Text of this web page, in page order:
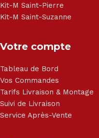
Kit-M Saint-Pierre
Kit-M Saint-Suzanne
Votre compte
Tableau de Bord
Vos Commandes
Tarifs Livraison & Montage
Suivi de Livraison
Service Après-Vente